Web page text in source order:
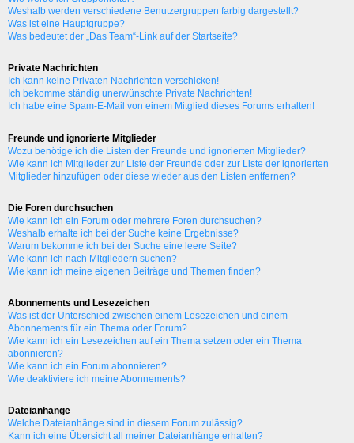
Weshalb werden verschiedene Benutzergruppen farbig dargestellt?
Was ist eine Hauptgruppe?
Was bedeutet der „Das Team“-Link auf der Startseite?
Private Nachrichten
Ich kann keine Privaten Nachrichten verschicken!
Ich bekomme ständig unerwünschte Private Nachrichten!
Ich habe eine Spam-E-Mail von einem Mitglied dieses Forums erhalten!
Freunde und ignorierte Mitglieder
Wozu benötige ich die Listen der Freunde und ignorierten Mitglieder?
Wie kann ich Mitglieder zur Liste der Freunde oder zur Liste der ignorierten
Mitglieder hinzufügen oder diese wieder aus den Listen entfernen?
Die Foren durchsuchen
Wie kann ich ein Forum oder mehrere Foren durchsuchen?
Weshalb erhalte ich bei der Suche keine Ergebnisse?
Warum bekomme ich bei der Suche eine leere Seite?
Wie kann ich nach Mitgliedern suchen?
Wie kann ich meine eigenen Beiträge und Themen finden?
Abonnements und Lesezeichen
Was ist der Unterschied zwischen einem Lesezeichen und einem
Abonnements für ein Thema oder Forum?
Wie kann ich ein Lesezeichen auf ein Thema setzen oder ein Thema
abonnieren?
Wie kann ich ein Forum abonnieren?
Wie deaktiviere ich meine Abonnements?
Dateianhänge
Welche Dateianhänge sind in diesem Forum zulässig?
Kann ich eine Übersicht all meiner Dateianhänge erhalten?